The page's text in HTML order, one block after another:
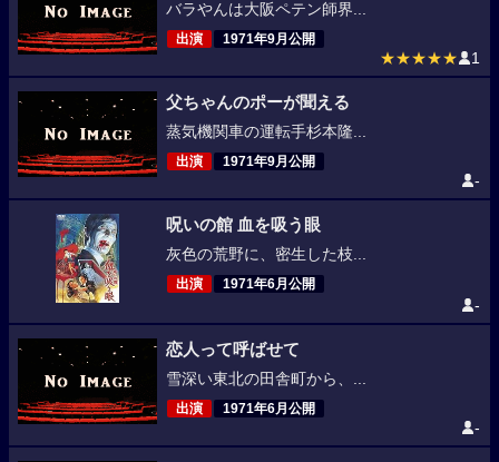
バラやんは大阪ペテン師界...
出演 1971年9月公開
★★★★★ 1
父ちゃんのポーが聞える
蒸気機関車の運転手杉本隆...
出演 1971年9月公開
-
呪いの館 血を吸う眼
灰色の荒野に、密生した枝...
出演 1971年6月公開
-
恋人って呼ばせて
雪深い東北の田舎町から、...
出演 1971年6月公開
-